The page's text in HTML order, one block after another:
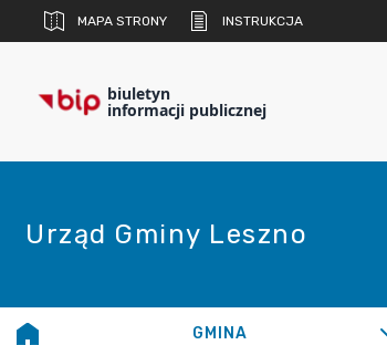
MAPA STRONY INSTRUKCJA
biuletyn
informacji publicznej
Urząd Gminy Leszno
GMINA